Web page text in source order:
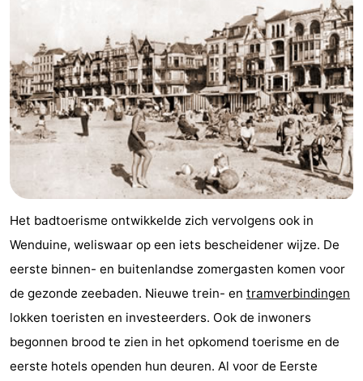
Uitkijkpunten
Attracties
-
Rondvaarten
-
Boerderijen
Speeltuinen
-
Binnenspeeltuinen
-
Bowlen
-
Minigolfbanen
Wellness
centra
Dorpen
&
Natuur
Het badtoerisme ontwikkelde zich vervolgens ook in
Wenduine, weliswaar op een iets bescheidener wijze. De
eerste binnen- en buitenlandse zomergasten komen voor
de gezonde zeebaden. Nieuwe trein- en tramverbindingen
lokken toeristen en investeerders. Ook de inwoners
begonnen brood te zien in het opkomend toerisme en de
eerste hotels openden hun deuren. Al voor de Eerste